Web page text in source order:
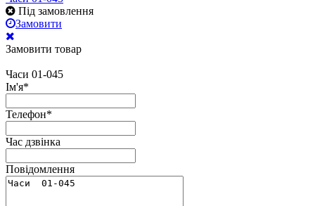
Під замовлення
Замовити
Замовити товар
Часи 01-045
Ім'я*
Телефон*
Час дзвінка
Повідомлення